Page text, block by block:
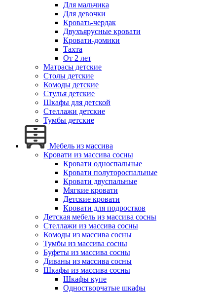
Для мальчика
Для девочки
Кровать-чердак
Двухъярусные кровати
Кровати-домики
Тахта
От 2 лет
Матрасы детские
Столы детские
Комоды детские
Стулья детские
Шкафы для детской
Стеллажи детские
Тумбы детские
Мебель из массива
Кровати из массива сосны
Кровати односпальные
Кровати полутороспальные
Кровати двуспальные
Мягкие кровати
Детские кровати
Кровати для подростков
Детская мебель из массива сосны
Стеллажи из массива сосны
Комоды из массива сосны
Тумбы из массива сосны
Буфеты из массива сосны
Диваны из массива сосны
Шкафы из массива сосны
Шкафы купе
Одностворчатые шкафы